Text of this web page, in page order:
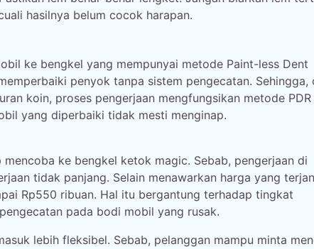
hasilnya belum cocok harapan.
ke bengkel yang mempunyai metode Paint-less Dent
penyok tanpa sistem pengecatan. Sehingga,
koin, proses pengerjaan mengfungsikan metode PDR
yang diperbaiki tidak mesti menginap.
ke bengkel ketok magic. Sebab, pengerjaan di
tidak panjang. Selain menawarkan harga yang
Rp550 ribuan. Hal itu bergantung terhadap tingkat
pada bodi mobil yang rusak.
lebih fleksibel. Sebab, pelanggan mampu minta